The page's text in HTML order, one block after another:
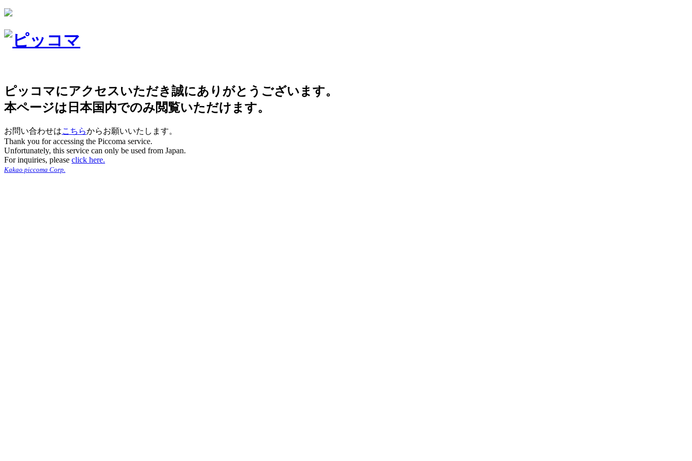
ピッコマにアクセスいただき誠にありがとうございます。
本ページは日本国内でのみ閲覧いただけます。
お問い合わせはこちらからお願いいたします。
Thank you for accessing the Piccoma service.
Unfortunately, this service can only be used from Japan.
For inquiries, please click here.
Kakao piccoma Corp.